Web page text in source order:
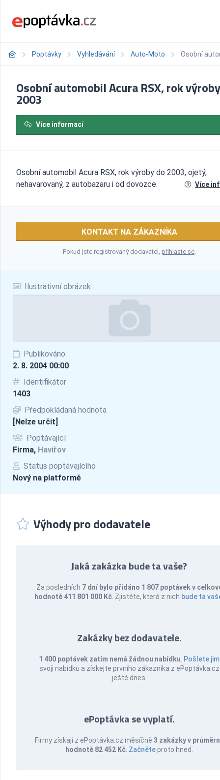
Poptávky Vyhledávání Auto-Moto Osobní
Ilustrativní obrázek
Publikováno
2. 8. 2004 00:00
Identifikátor
1403
Předpokládaná hodnota
[Nelze určit]
Poptávající
Firma, Havířov
Status poptávajícího
Nový na platformě
Osobní automobil Acura RSX, rok
2003
Více informací
Osobní automobil Acura RSX, rok výroby do 2003, ojetý,
nehavarovaný, z autobazaru i od dovozce.
Více
KONTAKT NA ZÁKAZNÍKA
Pokud jste registrovaný dodavatel, přihlaste se.
Výhody pro dodavatele
Jaká zakázka bude ta vaše?
Za posledních 7 dní bylo přidáno 1 807 poptávek v
hodnotě 411 801 000 Kč . Zjistěte, která z nich bude ta
Zakázky bez dodavatele.
1 400 poptávek zatím nemá žádnou nabídku Pošlete jim
svoji nabídku a získejte prvního zákazníka z ePoptávka.cz
ještě dnes.
ePoptávka se vyplatí.
Firmy získají z ePoptávka.cz měsíčně 3 zakázky v
hodnotě 82 452 Kč Začněteproto hned.